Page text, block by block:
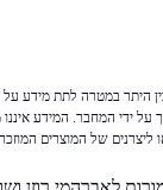
היתר במטרה לתת מידע על
ידי המחבר. המידע
ליצרנים של המוצרים